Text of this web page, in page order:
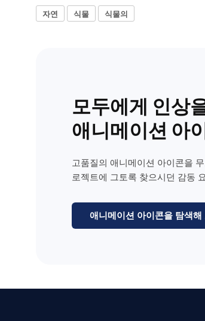
자연 식물 식물의
모두에게 인상
애니메이션 아
고품질의 애니메이션 아이콘을
로젝트에 그토록 찾으시던 감동
애니메이션 아이콘을 탐색해